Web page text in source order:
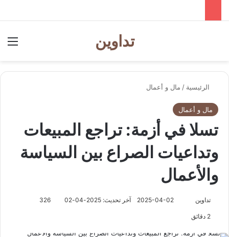
تداوين
الرئيسية / مال و أعمال
مال و أعمال
تسلا في أزمة: تراجع المبيعات
وتداعيات الصراع بين السياسة
والأعمال
تداوين 2025-04-02 آخر تحديث: 2025-04-02 326